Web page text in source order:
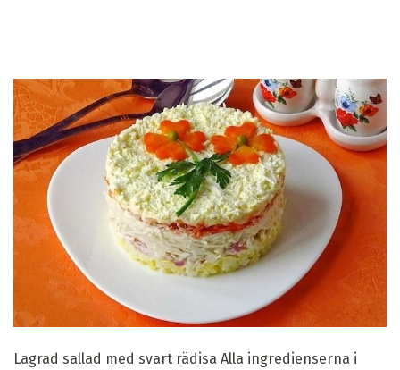
Lagrad sallad med svart rädisa Alla ingredienserna i